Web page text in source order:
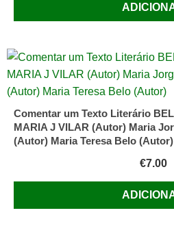
Comentar um Texto Literário
MARIA J VILAR (Autor) Maria
(Autor) Maria Teresa Belo (Autor)
€7.00